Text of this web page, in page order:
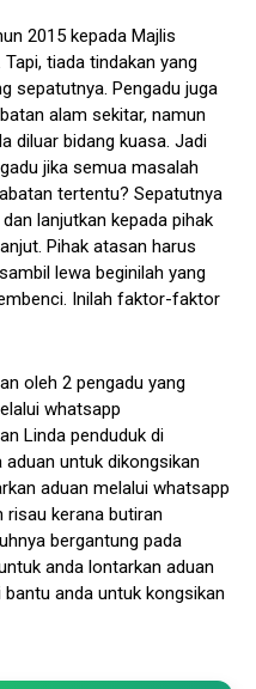
2015 kepada Majlis
tiada tindakan yang
sepatutnya. Pengadu juga
alam sekitar, namun
diluar bidang kuasa. Jadi
jika semua masalah
tertentu? Sepatutnya
lanjutkan kepada pihak
Pihak atasan harus
lewa beginilah yang
Inilah faktor-faktor
oleh 2 pengadu yang
whatsapp
Linda penduduk di
untuk dikongsikan
aduan melalui whatsapp
risau kerana butiran
bergantung pada
anda lontarkan aduan
anda untuk kongsikan